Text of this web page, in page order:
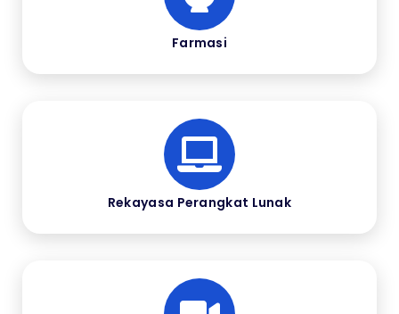
Farmasi
Rekayasa Perangkat Lunak